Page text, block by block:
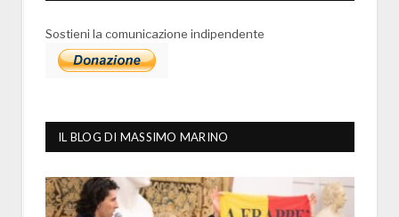
Sostieni la comunicazione indipendente
IL BLOG DI MASSIMO MARINO